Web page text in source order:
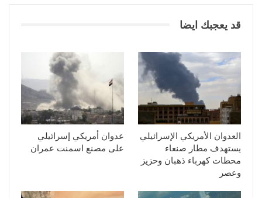
قد يعجبك ايضا
العدوان الأمريكي الإسرائيلي
يستهدف مطار صنعاء
محطات كهرباء ذهبان وحزيز
وعصر
عدوان أمريكي إسرائيلي
على مصنع اسمنت عمران